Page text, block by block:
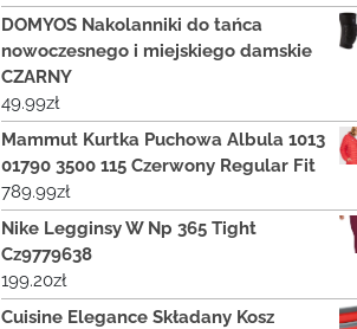
DOMYOS Nakolanniki do tańca
nowoczesnego i miejskiego damskie
CZARNY
49.99zł
Mammut Kurtka Puchowa Albula 1013
01790 3500 115 Czerwony Regular Fit
789.99zł
Nike Legginsy W Np 365 Tight
Cz9779638
199.20zł
Cuisine Elegance Składany Kosz